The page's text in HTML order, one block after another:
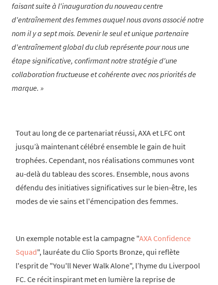
faisant suite à l'inauguration du nouveau centre
d'entraînement des femmes auquel nous avons associé notre
nom il y a sept mois. Devenir le seul et unique partenaire
d'entraînement global du club représente pour nous une
étape significative, confirmant notre stratégie d'une
collaboration fructueuse et cohérente avec nos priorités de
marque.
Tout au long de ce partenariat réussi, AXA et LFC ont
jusqu’à maintenant célébré ensemble le gain de huit
trophées. Cependant, nos réalisations communes vont
au-delà du tableau des scores. Ensemble, nous avons
défendu des initiatives significatives sur le bien-être, les
modes de vie sains et l'émencipation des femmes.
Un exemple notable est la campagne "AXA Confidence
Squad", lauréate du Clio Sports Bronze, qui reflète
l'esprit de "You'll Never Walk Alone", l’hyme du Liverpool
FC. Ce récit inspirant met en lumière la reprise de